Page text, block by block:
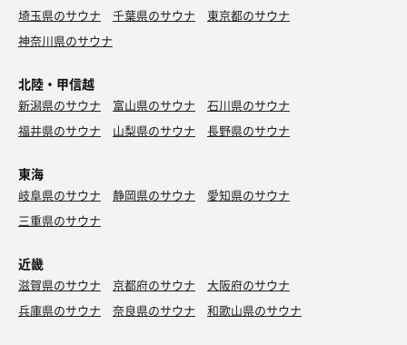
埼玉県のサウナ
千葉県のサウナ
東京都のサウナ
神奈川県のサウナ
北陸・甲信越
新潟県のサウナ 富山県のサウナ
石川県のサウナ
福井県のサウナ
山梨県のサウナ 長野県のサウナ
東海
岐阜県のサウナ 静岡県のサウナ
愛知県のサウナ
三重県のサウナ
近畿
滋賀県のサウナ 京都府のサウナ
大阪府のサウナ
兵庫県のサウナ
奈良県のサウナ 和歌山県のサウナ